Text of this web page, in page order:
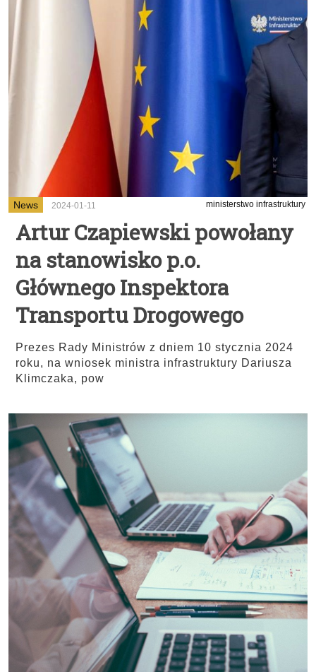
News 2024-01-11 ministerstwo infrastruktury
Artur Czapiewski powołany
na stanowisko p.o.
Głównego Inspektora
Transportu Drogowego
Prezes Rady Ministrów z dniem 10 stycznia 2024
roku, na wniosek ministra infrastruktury Dariusza
Klimczaka, pow